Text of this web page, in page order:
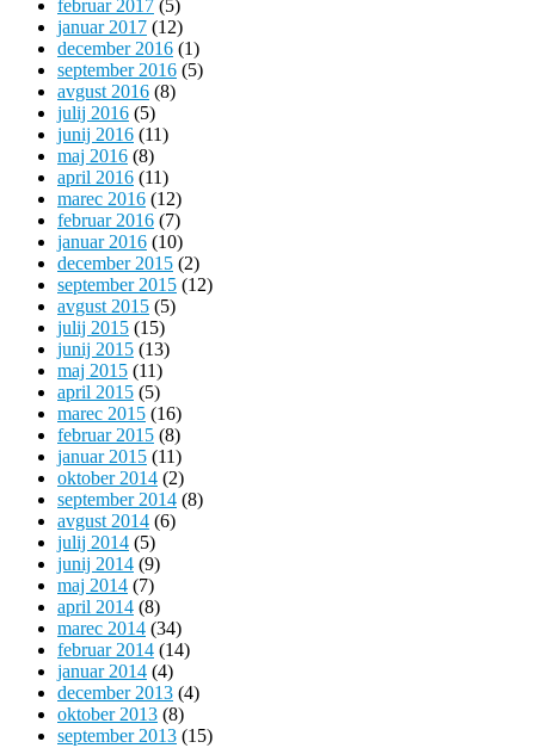
februar 2017 (5)
januar 2017 (12)
december 2016 (1)
september 2016 (5)
avgust 2016 (8)
julij 2016 (5)
junij 2016 (11)
maj 2016 (8)
april 2016 (11)
marec 2016 (12)
februar 2016 (7)
januar 2016 (10)
december 2015 (2)
september 2015 (12)
avgust 2015 (5)
julij 2015 (15)
junij 2015 (13)
maj 2015 (11)
april 2015 (5)
marec 2015 (16)
februar 2015 (8)
januar 2015 (11)
oktober 2014 (2)
september 2014 (8)
avgust 2014 (6)
julij 2014 (5)
junij 2014 (9)
maj 2014 (7)
april 2014 (8)
marec 2014 (34)
februar 2014 (14)
januar 2014 (4)
december 2013 (4)
oktober 2013 (8)
september 2013 (15)